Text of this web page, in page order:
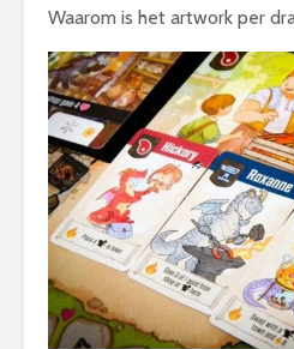
Waarom is het artwork per